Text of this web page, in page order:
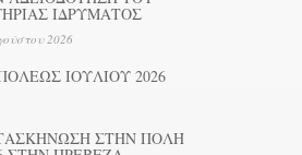
ΙΔΡΥΜΑΤΟΣ
2026
ΙΟΥΛΙΟΥ 2026
ΣΤΗΝ ΠΟΛΗ